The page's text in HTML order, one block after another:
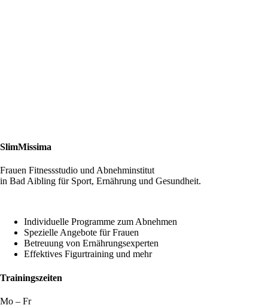
SlimMissima
Frauen Fitnessstudio und Abnehminstitut
in Bad Aibling für Sport, Ernährung und Gesundheit.
Individuelle Programme zum Abnehmen
Spezielle Angebote für Frauen
Betreuung von Ernährungsexperten
Effektives Figurtraining und mehr
Trainingszeiten
Mo – Fr